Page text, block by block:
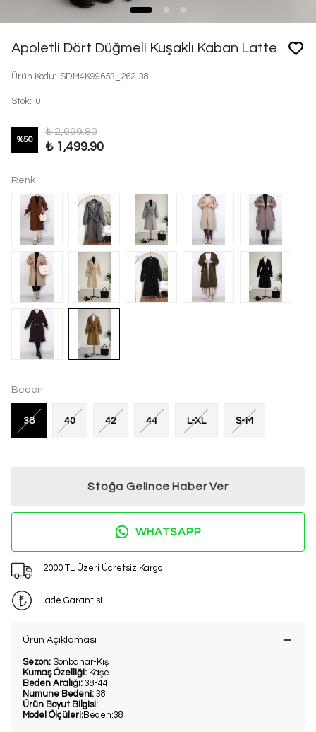
Apoletli Dört Düğmeli Kuşaklı Kaban Latte
Ürün Kodu: SDM4K99653_262-38
Stok: 0
%50
₺ 2,999.80
₺ 1,499.90
Renk
Beden
38 40 42 44 L-XL S-M
Stoğa Gelince Haber Ver
WHATSAPP
2000 TL Üzeri Ücretsiz Kargo
İade Garantisi
Ürün Açıklaması
Sezon: Sonbahar-Kış
Kumaş Özelliği: Kaşe
Beden Aralığı: 38-44
Numune Bedeni: 38
Ürün Boyut Bilgisi:
Model Ölçüleri:Beden:38